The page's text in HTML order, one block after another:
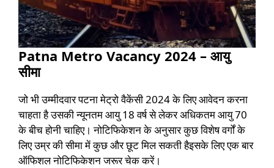
Patna Metro Vacancy 2024 – आयु
सीमा
जो भी उम्मीदवार पटना मेट्रो वैकेंसी 2024 के लिए आवेदन करना
चाहता है उसकी न्यूनतम आयु 18 वर्ष से लेकर अधिकतम आयु 70
के बीच होनी चाहिए। नोटिफिकेशन के अनुसार कुछ विशेष वर्गों के
लिए उम्र की सीमा में कुछ और छूट मिल सकती हैइसके लिए एक बार
ऑफिशल नोटिफिकेशन जरूर चेक करें।